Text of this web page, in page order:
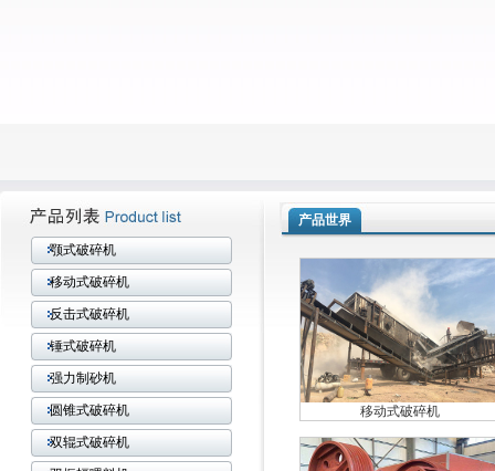
颚式破碎机
移动式破碎机
反击式破碎机
锤式破碎机
强力制砂机
圆锥式破碎机
双辊式破碎机
产品世界
移动式破碎机